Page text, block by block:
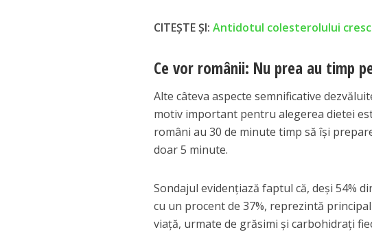
CITEȘTE ȘI:Antidotul colesterolului
Ce vor românii: Nu prea au timp
Alte câteva aspecte semnificative
motiv important pentru alegerea dietei
români au 30 de minute timp să își
doar 5 minute.
Sondajul evidențiază faptul că, deși 54%
cu un procent de 37%, reprezintă
viață, urmate de grăsimi și carbohidrați